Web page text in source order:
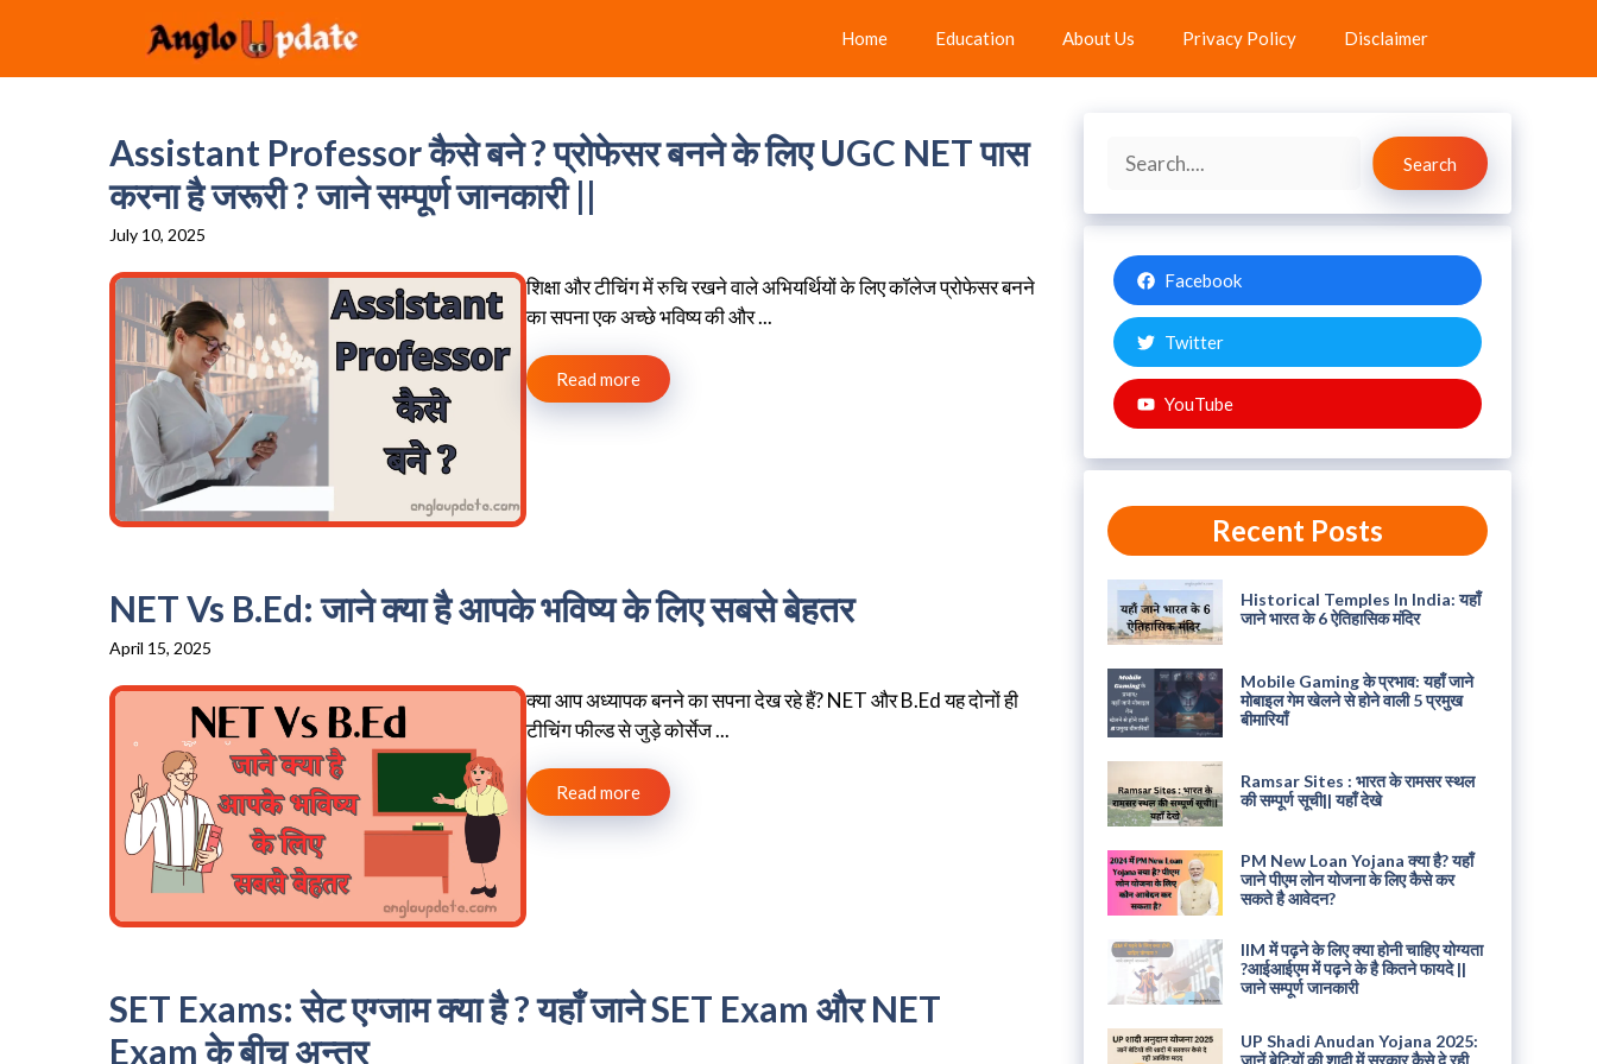
content
Home Education About Us Privacy Policy Disclaimer
Assistant Professor कैसे बने ? प्रोफेसर बनने के लिए UGC NET पास
करना है जरूरी ? जाने सम्पूर्ण जानकारी ||
July 10, 2025
शिक्षा और टीचिंग में रुचि रखने वाले अभियर्थियों के लिए कॉलेज प्रोफेसर बनने
का सपना एक अच्छे भविष्य की और ...
Read more
NET Vs B.Ed: जाने क्या है आपके भविष्य के लिए सबसे बेहतर
April 15, 2025
क्या आप अध्यापक बनने का सपना देख रहे हैं? NET और B.Ed यह दोनों ही
टीचिंग फील्ड से जुड़े कोर्सेज ...
Read more
SET Exams: सेट एग्जाम क्या है ? यहाँ जाने SET Exam और NET
Exam के बीच अन्तर
Search
Search
Facebook
Twitter
YouTube
Recent Posts
Historical Temples In India: यहाँ
जाने भारत के 6 ऐतिहासिक मंदिर
Mobile Gaming के प्रभाव: यहाँ जाने
मोबाइल गेम खेलने से होने वाली 5 प्रमुख
बीमारियाँ
Ramsar Sites : भारत के रामसर स्थल
की सम्पूर्ण सूची|| यहाँ देखे
PM New Loan Yojana क्या है? यहाँ
जाने पीएम लोन योजना के लिए कैसे कर
सकते है आवेदन?
IIM में पढ़ने के लिए क्या होनी चाहिए योग्यता
?आईआईएम में पढ़ने के है कितने फायदे ||
जाने सम्पूर्ण जानकारी
UP Shadi Anudan Yojana 2025:
जानें बेटियों की शादी में सरकार कैसे दे रही